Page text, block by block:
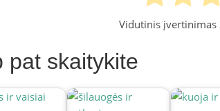
Vidutinis įvertinimas
pat skaitykite